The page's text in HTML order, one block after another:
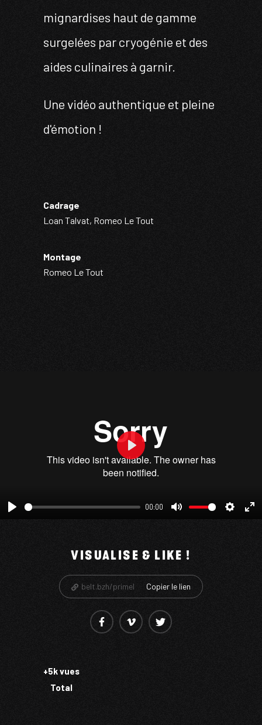
mignardises haut de gamme
surgelées par cryogénie et des
aides culinaires à garnir.
Une vidéo authentique et pleine
d'émotion !
Cadrage
Loan Talvat, Romeo Le Tout
Montage
Romeo Le Tout
00:00
Play
VISUALISE & LIKE !
belt.bzh/primel Copier le lien
+5k vues
Total